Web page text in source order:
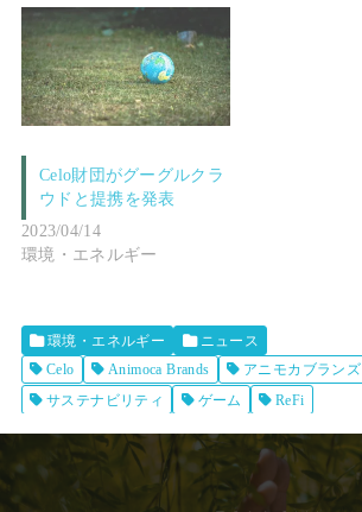
Celo財団がグーグルクラ
ウドと提携を発表
2023/04/14
環境・エネルギー
環境・エネルギー
ニュース
Celo
Animoca Brands
アニモカブランズ
サステナビリティ
ゲーム ReFi